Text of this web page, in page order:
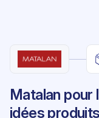
Matalan pour
idées